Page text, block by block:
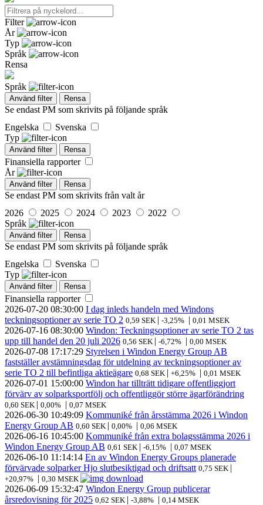
Filter
År
Typ
Språk
Rensa
Språk
Använd filter Rensa
Se endast PM som skrivits på följande språk
Engelska
Svenska
Typ
Använd filter Rensa
Finansiella rapporter
År
Använd filter Rensa
Se endast PM som skrivits från valt år
2026
2025 2024 2023
2022
Språk
Använd filter Rensa
Se endast PM som skrivits på följande språk
Engelska
Svenska
Typ
Använd filter Rensa
Finansiella rapporter
2026-07-20 08:30:00 I dag inleds handeln med Windons
teckningsoptioner av serie TO 2 0,59 SEK | -3,25% | 0,01 MSEK
2026-07-16 08:30:00 Windon: Teckningsoptioner av serie TO 2 tas
upp till handel den 20 juli 2026 0,56 SEK | -6,72% | 0,00 MSEK
2026-07-08 17:17:29 Styrelsen i Windon Energy Group AB
fastställer avstämningsdag för utdelning av teckningsoptioner av
serie TO 2 till befintliga aktieägare 0,68 SEK | +6,25% | 0,01 MSEK
2026-07-01 15:00:00 Windon har tillträtt tidigare offentliggjort
förvärv av solparksportfölj och offentliggör större ägarförändring
0,60 SEK | 0,00% | 0,07 MSEK
2026-06-30 10:49:09 Kommuniké från årsstämma 2026 i Windon
Energy Group AB 0,60 SEK | 0,00% | 0,06 MSEK
2026-06-16 10:45:00 Kommuniké från extra bolagsstämma 2026 i
Windon Energy Group AB 0,61 SEK | -6,15% | 0,07 MSEK
2026-06-10 11:14:14 En av Windon Energy Groups planerade
förvärvade solparker Hjo slutbesiktigad och driftsatt 0,75 SEK |
+20,97% | 0,30 MSEK
2026-06-09 15:32:47 Windon Energy Group publicerar
årsredovisning för 2025 0,62 SEK | -3,88% | 0,14 MSEK